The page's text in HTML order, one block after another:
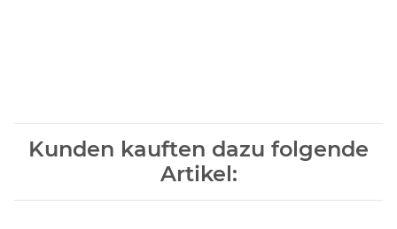
Kunden kauften dazu folgende
Artikel: